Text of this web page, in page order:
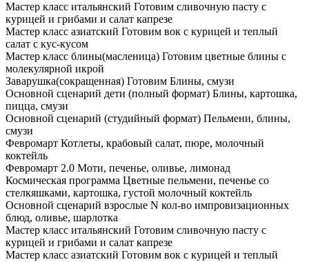
Мастер класс итальянский Готовим сливочную пасту с
курицей и грибами и салат капрезе
Мастер класс азиатский Готовим вок с курицей и теплый
салат с кус-кусом
Мастер класс блины(масленица) Готовим цветные блины с
молекулярной икрой
⁠Заварушка(сокращенная) Готовим Блины, смузи
Основной сценарий дети (полный формат) Блины, картошка,
пицца, смузи
Основной сценарий (студийный формат) Пельмени, блины,
смузи
Февромарт Котлеты, крабовый салат, пюре, молочный
коктейль
⁠Февромарт 2.0 Моти, печенье, оливье, лимонад
Космическая программа Цветные пельмени, печенье со
стелкяшками, картошка, густой молочный коктейль
Основной сценарий взрослые N кол-во импровизационных
блюд, оливье, шарлотка
Мастер класс итальянский Готовим сливочную пасту с
курицей и грибами и салат капрезе
Мастер класс азиатский Готовим вок с курицей и теплый